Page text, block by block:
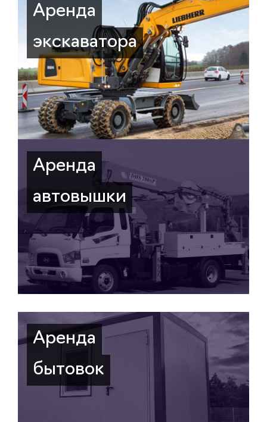
Аренда
экскаватора
Аренда
автовышки
Аренда
бытовок